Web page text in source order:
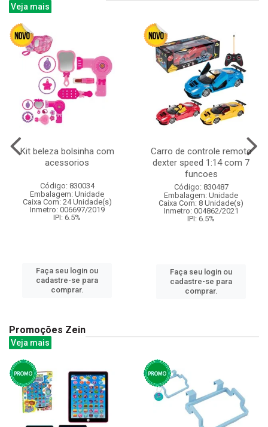
Veja mais
Kit beleza bolsinha com
acessorios
Código: 830034
Embalagem: Unidade
Caixa Com: 24 Unidade(s)
Inmetro: 006697/2019
IPI: 6.5%
Faça seu login ou
cadastre-se para
comprar.
Carro de controle remoto
dexter speed 1:14 com 7
funcoes
Código: 830487
Embalagem: Unidade
Caixa Com: 8 Unidade(s)
Inmetro: 004862/2021
IPI: 6.5%
Faça seu login ou
cadastre-se para
comprar.
Promoções Zein
Veja mais